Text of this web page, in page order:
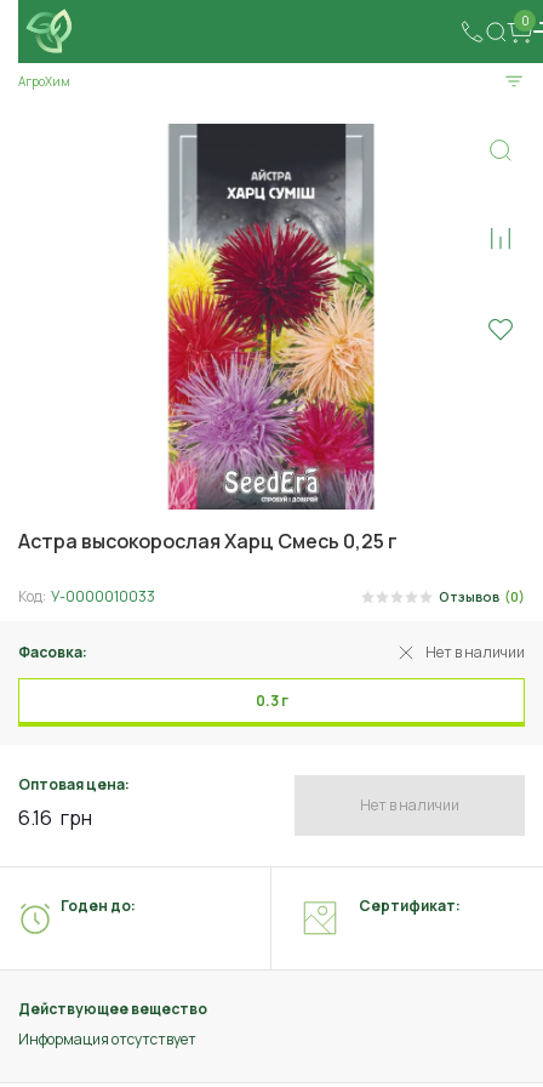
0
АгроХим
Астра высокорослая Харц Смесь 0,25 г
Код: У-0000010033 Отзывов (0)
Фасовка: Нет в наличии
0.3 г
Оптовая цена:
6.16 грн Нет в наличии
Действующее вещество
Информация отсутствует
Годен до: Сертификат: